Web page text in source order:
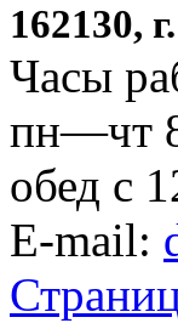
162130,
Часы
пн—чт
обед с
E-mail: